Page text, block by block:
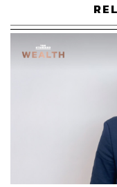
“ปี 2566 ถือเป็นการค
ดำเนินกลยุทธ์
ทุกอย่าง ร่วมสร้างค
ชีวิต โดยประกาศปัก
และสุขภาพที่ลูกค้าวา
Partner) ด้วยผลิตภั
ความต้องการของผู้
เป้าหมาย ทุกไลฟ์สไ
ชอบ เพื่อสร้างการเ
(Democratizing